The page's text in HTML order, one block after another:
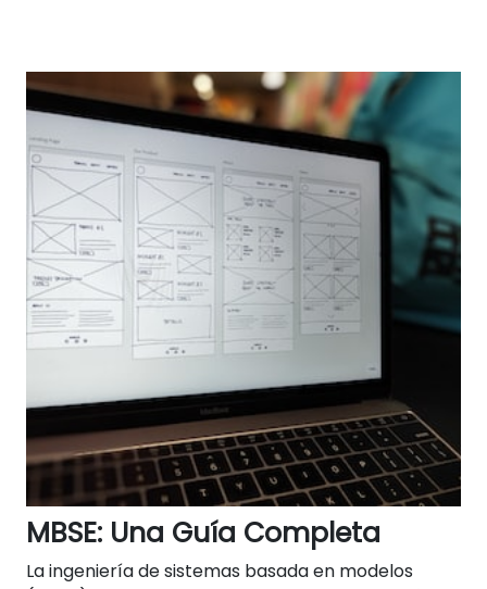
MBSE: Una Guía Completa
La ingeniería de sistemas basada en modelos